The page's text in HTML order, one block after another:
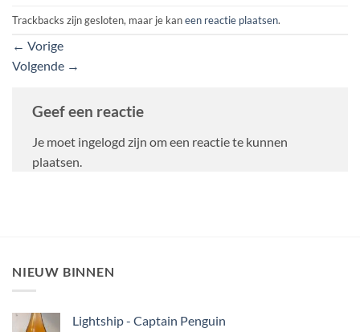
Trackbacks zijn gesloten, maar je kaneen reactie plaatsen.
← Vorige
Volgende →
Geef een reactie
Je moet ingelogd zijn om een reactie te kunnen
plaatsen.
NIEUW BINNEN
Lightship - Captain Penguin